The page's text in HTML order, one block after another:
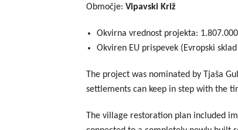
Območje: Vipavski Križ
Okvirna vrednost projekta:
Okviren EU prispevek (Evropski
The project was nominated by Tjaša
settlements can keep in step with the
The village restoration plan included